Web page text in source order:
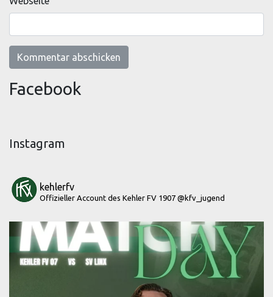
Facebook
Instagram
kehlerfv
Offizieller Account des Kehler FV 1907 @kfv_jugend